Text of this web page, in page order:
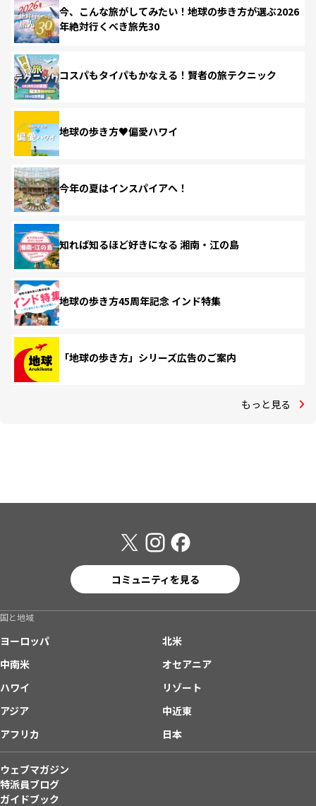
今、こんな旅がしてみたい！地球の歩き方が選ぶ2026
年絶対行くべき旅先30
コスパもタイパもかなえる！賢者の旅テクニック
地球の歩き方♥偏愛ハワイ
今年の夏はインスパイアへ！
知れば知るほど好きになる 湘南・江の島
地球の歩き方45周年記念 インド特集
「地球の歩き方」シリーズ広告のご案内
もっと見る
コミュニティを見る
国と地域
ヨーロッパ
北米
中南米
オセアニア
ハワイ
リゾート
アジア
中近東
アフリカ
日本
ウェブマガジン
特派員ブログ
ガイドブック